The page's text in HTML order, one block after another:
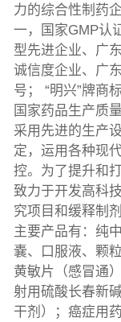
力的综合性制药
一，国家GMP认
型先进企业、广
诚信度企业、广
号； “明兴”牌商
国家药品生产质
采用先进的生产
定，运用各种现
控。为了提升和
致力于开发高科
究项目和缓释制
主要产品有：纯
嚢、口服液、颗
黄敏片（感冒通
射用硫酸长春新
干剂）；癌症用